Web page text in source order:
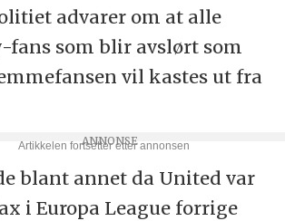
advarer om at alle
fans som blir avslørt som
vil kastes ut fra
blant annet da United var
i Europa League forrige